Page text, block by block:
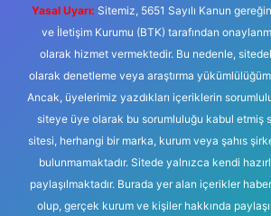
Yasal Uyarı: Sitemiz, 5651 Sayılı Kanun
ve İletişim Kurumu (BTK) tarafından
olarak hizmet vermektedir. Bu nedenle,
olarak denetleme veya araştırma
Ancak, üyelerimiz yazdıkları içeriklerin
siteye üye olarak bu sorumluluğu kabul etmiş
sitesi, herhangi bir marka, kurum veya şahıs
bulunmamaktadır. Sitede yalnızca kendi
paylaşılmaktadır. Burada yer alan içerikler
olup, gerçek kurum ve kişiler hakkında